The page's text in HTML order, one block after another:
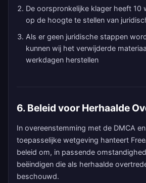
De oorspronkelijke klager heeft 10
op de hoogte te stellen van
Als er geen juridische stappen
kunnen wij het verwijderde
werkdagen herstellen
6. Beleid voor Herhaalde
In overeenstemming met de DMCA
toepasselijke wetgeving hanteert
beleid om, in passende
beëindigen die als herhaalde
beschouwd.